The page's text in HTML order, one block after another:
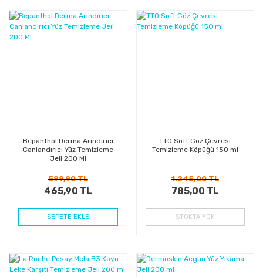
%22
Bepanthol Derma Arındırıcı
Canlandırıcı Yüz Temizleme
Jeli 200 Ml
599,90 TL
465,90 TL
SEPETE EKLE
TTO Soft Göz Çevresi
Temizleme Köpüğü 150 ml
1.245,00 TL
785,00 TL
STOKTA YOK
%30